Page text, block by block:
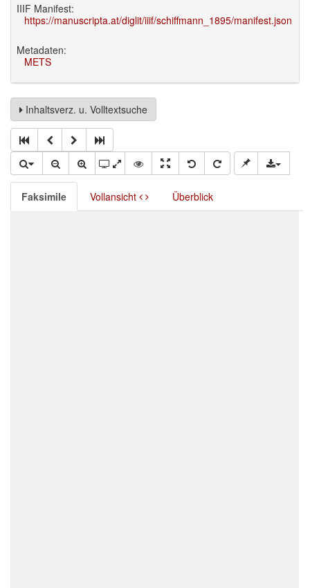
IIIF Manifest:
https://manuscripta.at/diglit/iiif/schiffmann_1895/manifest.json
Metadaten:
METS
Inhaltsverz. u. Volltextsuche
Faksimile Vollansicht Überblick